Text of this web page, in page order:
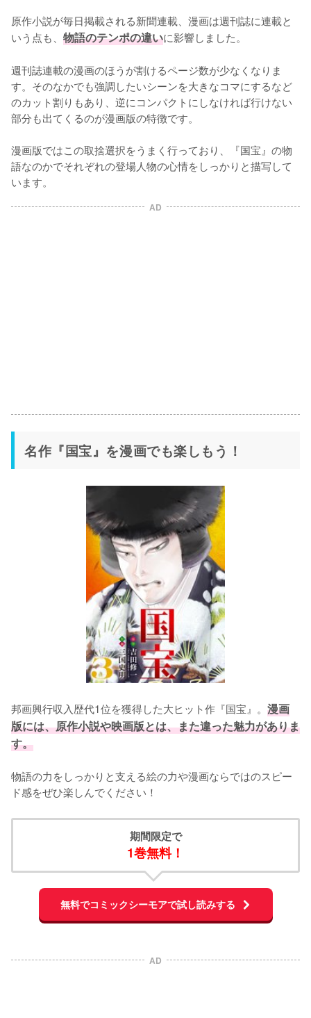
原作小説が毎日掲載される新聞連載、漫画は週刊誌に連載と
いう点も、 物語のテンポの違いに影響しました。
週刊誌連載の漫画のほうが割けるページ数が少なくなりま
す。そのなかでも強調したいシーンを大きなコマにするなど
のカット割りもあり、逆にコンパクトにしなければ行けない
部分も出てくるのが漫画版の特徴です。
漫画版ではこの取捨選択をうまく行っており、『国宝』の物
語なのかでそれぞれの登場人物の心情をしっかりと描写して
います。
AD
名作『国宝』を漫画でも楽しもう！
邦画興行収入歴代1位を獲得した大ヒット作『国宝』。 漫画
版には、原作小説や映画版とは、また違った魅力がありま
す。
物語の力をしっかりと支える絵の力や漫画ならではのスピー
ド感をぜひ楽しんでください！
期間限定で
1巻無料！
無料でコミックシーモアで試し読みする
AD